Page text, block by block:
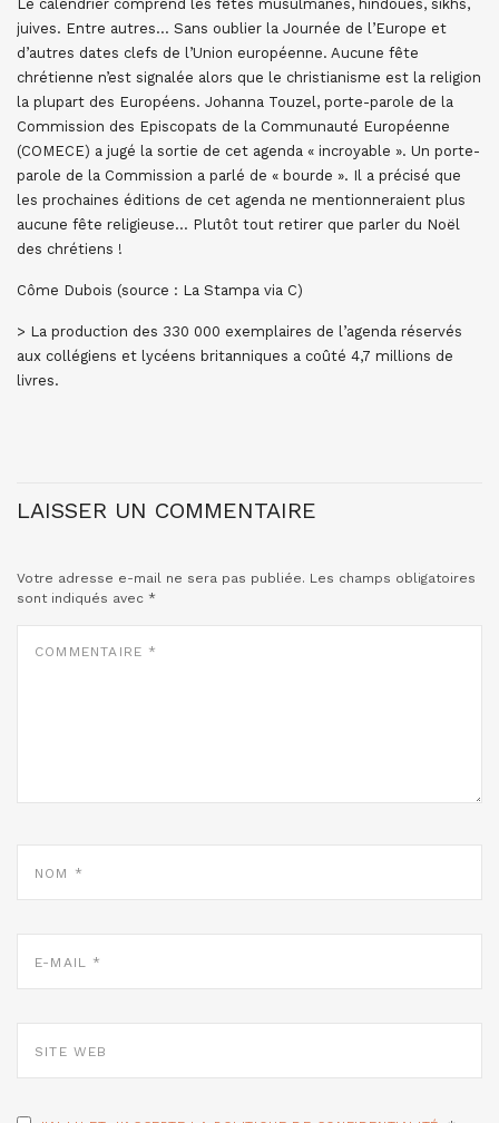
Le calendrier comprend les fêtes musulmanes, hindoues, sikhs,
juives. Entre autres… Sans oublier la Journée de l’Europe et
d’autres dates clefs de l’Union européenne. Aucune fête
chrétienne n’est signalée alors que le christianisme est la religion
la plupart des Européens. Johanna Touzel, porte-parole de la
Commission des Episcopats de la Communauté Européenne
(COMECE) a jugé la sortie de cet agenda « incroyable ». Un porte-
parole de la Commission a parlé de « bourde ». Il a précisé que
les prochaines éditions de cet agenda ne mentionneraient plus
aucune fête religieuse… Plutôt tout retirer que parler du Noël
des chrétiens !
Côme Dubois (source : La Stampa via C)
> La production des 330 000 exemplaires de l’agenda réservés
aux collégiens et lycéens britanniques a coûté 4,7 millions de
livres.
LAISSER UN COMMENTAIRE
Votre adresse e-mail ne sera pas publiée. Les champs obligatoires
sont indiqués avec *
MAIL
WEB